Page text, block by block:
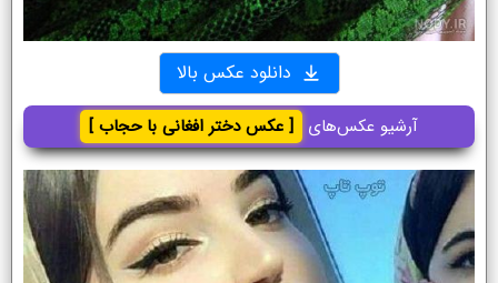
دانلود عکس بالا
آرشیو عکس‌های [ عکس دختر افغانی با حجاب ]